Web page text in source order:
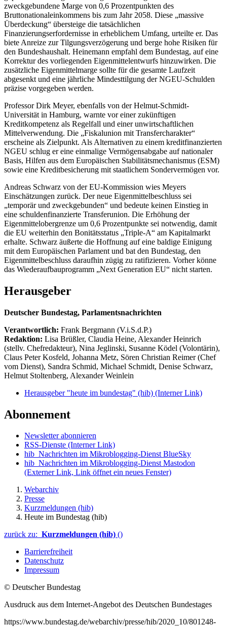
zweckgebundene Marge von 0,6 Prozentpunkten des
Bruttonationaleinkommens bis zum Jahr 2058. Diese „massive
Überdeckung“ übersteige die tatsächlichen
Finanzierungserfordernisse in erheblichem Umfang, urteilte er. Das
biete Anreize zur Tilgungsverzögerung und berge hohe Risiken für
den Bundeshaushalt. Heinemann empfahl dem Bundestag, auf eine
Korrektur des vorliegenden Eigenmittelentwurfs hinzuwirken. Die
zusätzliche Eigenmittelmarge sollte für die gesamte Laufzeit
abgesenkt und eine jährliche Mindesttilgung der NGEU-Schulden
präzise vorgegeben werden.
Professor Dirk Meyer, ebenfalls von der Helmut-Schmidt-
Universität in Hamburg, warnte vor einer zukünftigen
Kreditkompetenz als Regelfall und einer unwirtschaftlichen
Mittelverwendung. Die „Fiskalunion mit Transfercharakter“
erscheine als Zielpunkt. Als Alternativen zu einem kreditfinanzierten
NGEU schlug er eine einmalige Vermögensabgabe auf nationaler
Basis, Hilfen aus dem Europäischen Stabilitätsmechanismus (ESM)
sowie eine Kreditbesicherung mit staatlichem Sondervermögen vor.
Andreas Schwarz von der EU-Kommission wies Meyers
Einschätzungen zurück. Der neue Eigenmittelbeschluss sei
„temporär und zweckgebunden“ und bedeute keinen Einstieg in
eine schuldenfinanzierte Transferunion. Die Erhöhung der
Eigenmittelobergrenze um 0,6 Prozentpunkte sei notwendig, damit
die EU weiterhin den Bonitätsstatus „Triple-A“ am Kapitalmarkt
erhalte. Schwarz äußerte die Hoffnung auf eine baldige Einigung
mit dem Europäischen Parlament und bat den Bundestag, den
Eigenmittelbeschluss daraufhin zügig zu ratifizieren. Vorher könne
das Wiederaufbauprogramm „Next Generation EU“ nicht starten.
Herausgeber
Deutscher Bundestag, Parlamentsnachrichten
Verantwortlich: Frank Bergmann (V.i.S.d.P.)
Redaktion: Lisa Brüßler, Claudia Heine, Alexander Heinrich
(stellv. Chefredakteur), Nina Jeglinski, Susanne Ködel (Volontärin),
Claus Peter Kosfeld, Johanna Metz, Sören Christian Reimer (Chef
vom Dienst), Sandra Schmid, Michael Schmidt, Denise Schwarz,
Helmut Stoltenberg, Alexander Weinlein
Herausgeber "heute im bundestag" (hib) (Interner Link)
Abonnement
Newsletter abonnieren
RSS-Dienste (Interner Link)
hib_Nachrichten im Mikroblogging-Dienst BlueSky
hib_Nachrichten im Mikroblogging-Dienst Mastodon
(Externer Link, Link öffnet ein neues Fenster)
Webarchiv
Presse
Kurzmeldungen (hib)
Heute im Bundestag (hib)
zurück zu: Kurzmeldungen (hib) ()
Barrierefreiheit
Datenschutz
Impressum
© Deutscher Bundestag
Ausdruck aus dem Internet-Angebot des Deutschen Bundestages
https://www.bundestag.de/webarchiv/presse/hib/2020_10/801248-